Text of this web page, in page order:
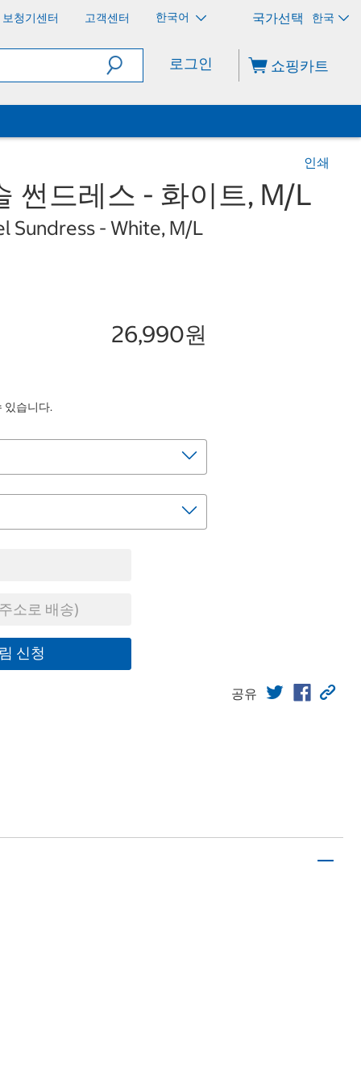
보청기센터 고객센터 한국어 한국
로그인 쇼핑카트
인쇄
썬드레스 - 화이트, M/L
Sundress - White, M/L
26,990원
있습니다.
소로 배송)
신청
공유